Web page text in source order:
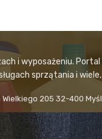
i wyposażeniu.
sprzątania i
Wielkiego 205 32-400